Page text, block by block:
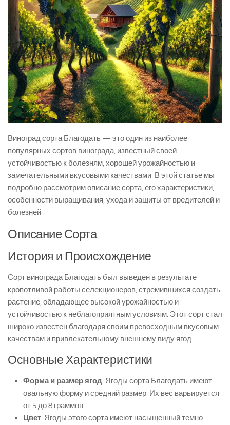
Виноград сорта Благодать — это один из наиболее
популярных сортов винограда, известный своей
устойчивостью к болезням, хорошей урожайностью и
замечательными вкусовыми качествами. В этой статье мы
подробно рассмотрим описание сорта, его характеристики,
особенности выращивания, ухода и защиты от вредителей и
болезней.
Описание Сорта
История и Происхождение
Сорт винограда Благодать был выведен в результате
кропотливой работы селекционеров, стремившихся создать
растение, обладающее высокой урожайностью и
устойчивостью к неблагоприятным условиям. Этот сорт стал
широко известен благодаря своим превосходным вкусовым
качествам и привлекательному внешнему виду ягод.
Основные Характеристики
Форма и размер ягод: Ягоды сорта Благодать имеют
овальную форму и средний размер. Их вес варьируется
от 5 до 8 граммов.
Цвет: Ягоды этого сорта имеют насыщенный темно-